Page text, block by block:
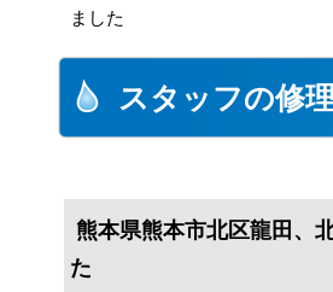
ました
スタッフの修
熊本県熊本市北区龍田、
た